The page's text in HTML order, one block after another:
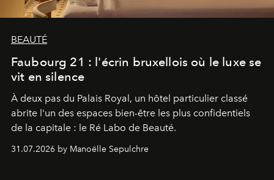
BEAUTÉ
Faubourg 21 : l'écrin bruxellois où le luxe se
vit en silence
À deux pas du Palais Royal, un hôtel particulier classé
abrite l'un des espaces bien-être les plus confidentiels
de la capitale : le Ré Labo de Beauté.
31.07.2026 by Manoëlle Sepulchre